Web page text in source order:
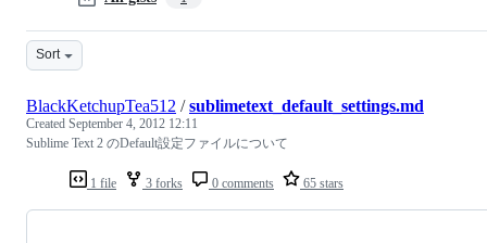
Sort
1 file 3 forks 0 comments 65 stars
BlackKetchupTea512 /sublimetext_default_settings.md
Created September 4, 2012 12:11
Sublime Text 2 のDefault設定ファイルについて